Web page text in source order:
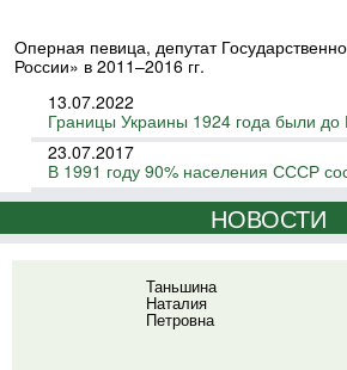
Оперная певица, депутат
России» в 2011–2016 гг.
13.07.2022
Границы Украины 1924 года были
23.07.2017
В 1991 году 90% населения СССР
НОВОСТИ
Таньшина
Наталия
Петровна